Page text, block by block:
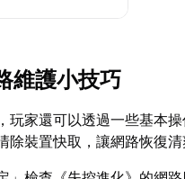
維護小技巧
玩家還可以透過一些基本
除裝置快取，讓網路恢復清